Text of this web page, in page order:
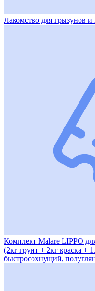
Лакомство для грызунов
Комплект Malare LIPPO
(2кг грунт + 2кг краска +
быстросохнущий,